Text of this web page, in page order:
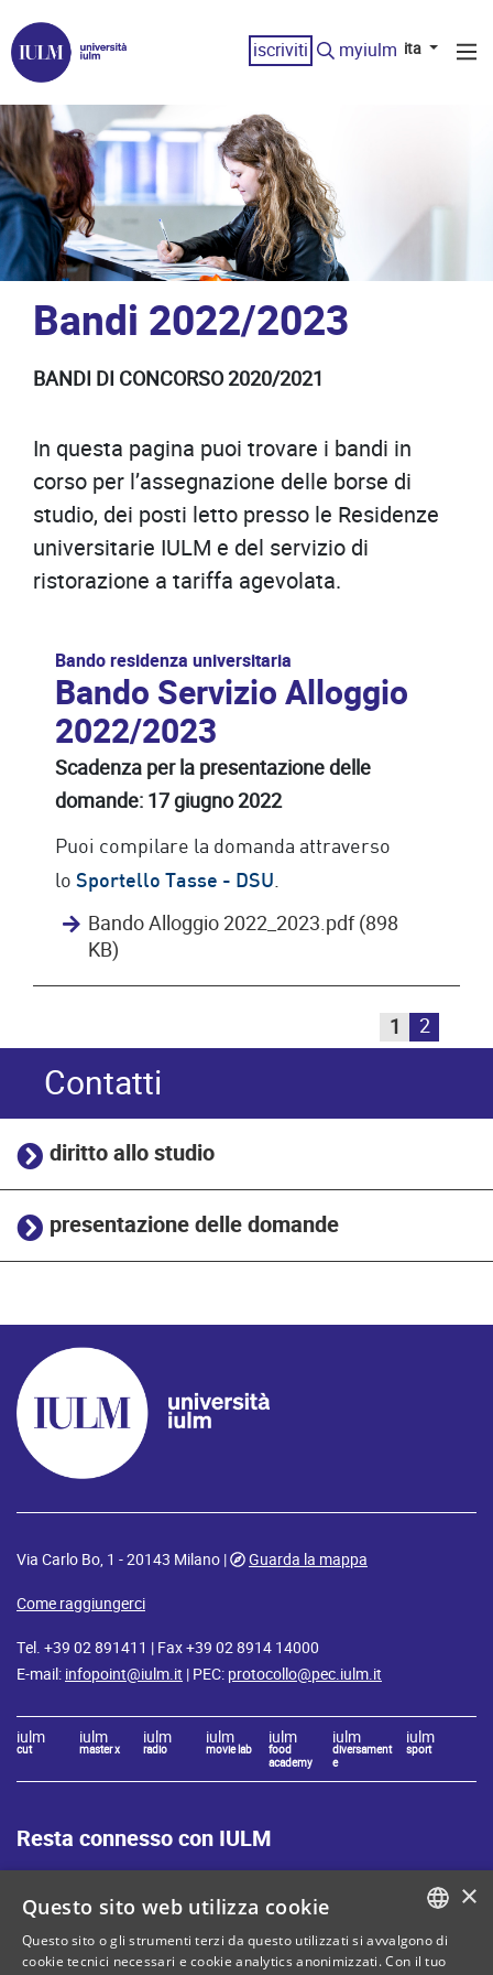
iscriviti myiulm ita
Bandi 2022/2023
BANDI DI CONCORSO 2020/2021
In questa pagina puoi trovare i bandi in
corso per l’assegnazione delle borse di
studio, dei posti letto presso le Residenze
universitarie IULM e del servizio di
ristorazione a tariffa agevolata.
Bando residenza universitaria
Bando Servizio Alloggio
2022/2023
Scadenza per la presentazione delle
domande: 17 giugno 2022
Puoi compilare la domanda attraverso
lo Sportello Tasse - DSU
Bando Alloggio 2022_2023.pdf (898
KB)
1 2
Contatti
diritto allo studio
presentazione delle domande
Via Carlo Bo, 1 - 20143 Milano |
Guarda la mappa
Come raggiungerci
Tel. +39 02 891411 | Fax +39 02 8914 14000
E-mail: infopoint@iulm.it | PEC: protocollo@pec.iulm.it
iulm
cut
iulm
master x
iulm
radio
iulm
movie lab
iulm
food
academy
iulm
diversament
e
iulm
sport
Resta connesso con IULM
ITALIAN
×
Questo sito web utilizza cookie
Questo sito o gli strumenti terzi da questo utilizzati si avvalgono di
cookie tecnici necessari e cookie analytics anonimizzati. Con il tuo